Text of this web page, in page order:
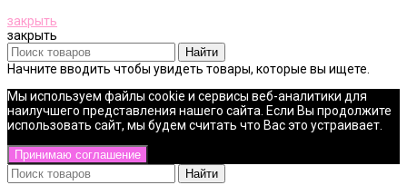
закрыть
закрыть
Найти
Начните вводить чтобы увидеть товары, которые вы ищете.
Мы используем файлы cookie и сервисы веб-аналитики для
наилучшего представления нашего сайта. Если Вы продолжите
использовать сайт, мы будем считать что Вас это устраивает.
Принимаю соглашение
Найти